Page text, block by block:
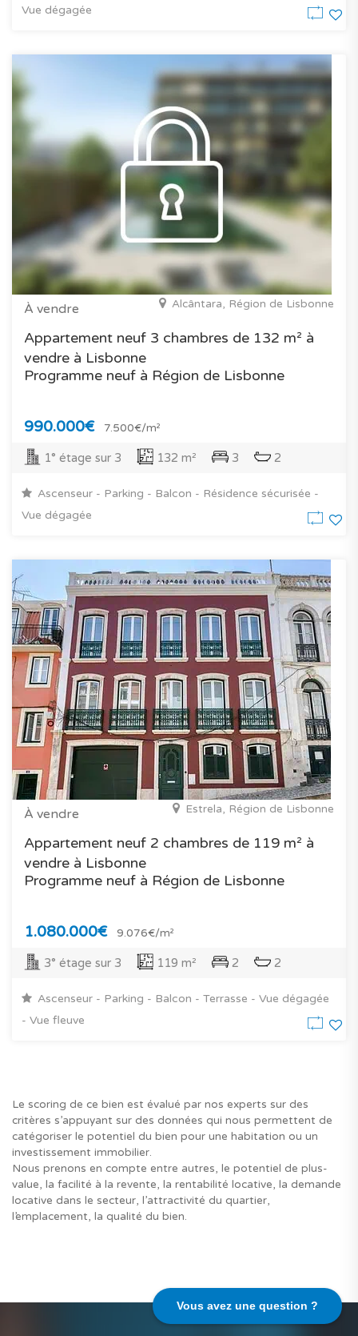
Vous avez une question ?
Vue dégagée
À vendre Alcântara, Région de Lisbonne
Appartement neuf 3 chambres de 132 m² à
vendre à Lisbonne
Programme neuf à Région de Lisbonne
990.000€ 7.500€/m²
1° étage sur 3 132 m² 3 2
Ascenseur - Parking - Balcon - Résidence sécurisée -
Vue dégagée
À vendre Estrela, Région de Lisbonne
Appartement neuf 2 chambres de 119 m² à
vendre à Lisbonne
Programme neuf à Région de Lisbonne
1.080.000€ 9.076€/m²
3° étage sur 3 119 m² 2 2
Ascenseur - Parking - Balcon - Terrasse - Vue dégagée
- Vue fleuve
Le scoring de ce bien est évalué par nos experts sur des
critères s’appuyant sur des données qui nous permettent de
catégoriser le potentiel du bien pour une habitation ou un
investissement immobilier.
Nous prenons en compte entre autres, le potentiel de plus-
value, la facilité à la revente, la rentabilité locative, la demande
locative dans le secteur, l’attractivité du quartier,
l’emplacement, la qualité du bien.